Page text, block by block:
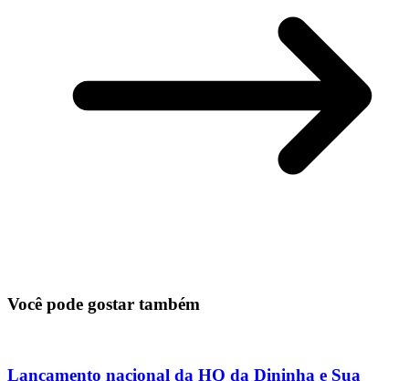
Você pode gostar também
Lançamento nacional da HQ da Dininha e Sua